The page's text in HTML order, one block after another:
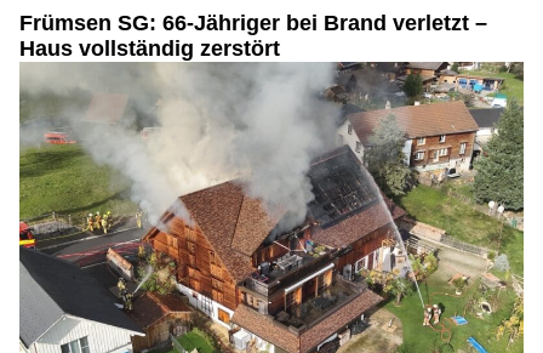
Frümsen SG: 66-Jähriger bei Brand verletzt –
Haus vollständig zerstört